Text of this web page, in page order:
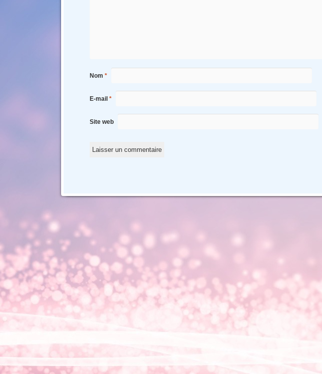
Nom *
E-mail *
Site web